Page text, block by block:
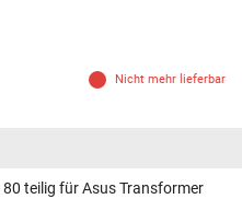
Nicht mehr lieferbar
teilig für Asus Transformer